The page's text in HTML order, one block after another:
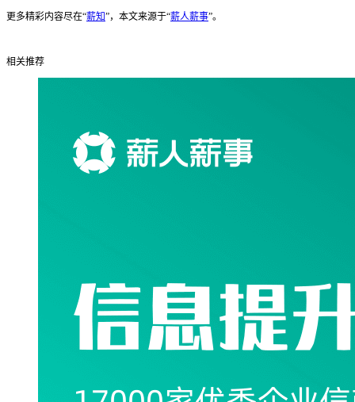
更多精彩内容尽在“薪知”，本文来源于“薪人薪事”。
相关推荐